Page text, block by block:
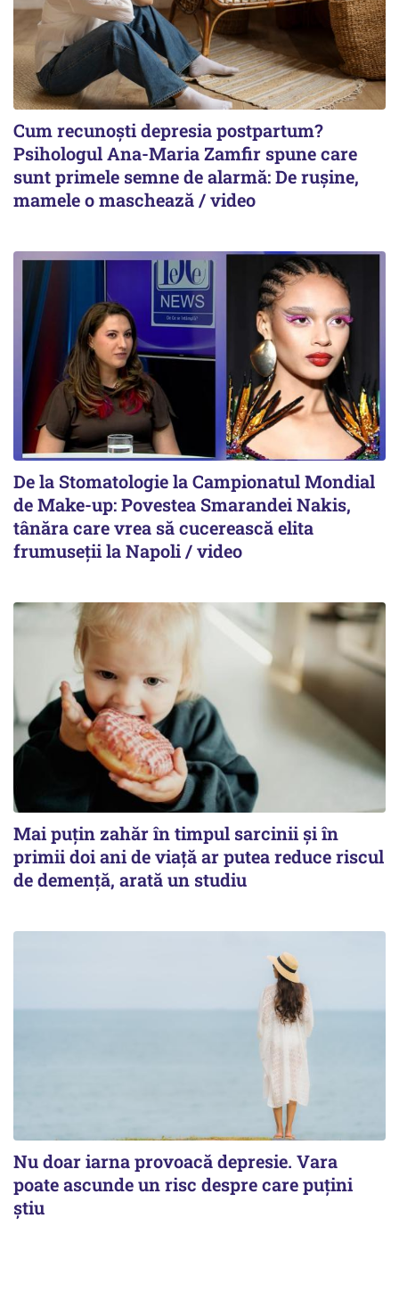
Cum recunoști depresia postpartum?
Psihologul Ana-Maria Zamfir spune care
sunt primele semne de alarmă: De rușine,
mamele o maschează / video
De la Stomatologie la Campionatul Mondial
de Make-up: Povestea Smarandei Nakis,
tânăra care vrea să cucerească elita
frumuseții la Napoli / video
Mai puțin zahăr în timpul sarcinii și în
primii doi ani de viață ar putea reduce riscul
de demență, arată un studiu
Nu doar iarna provoacă depresie. Vara
poate ascunde un risc despre care puțini
știu